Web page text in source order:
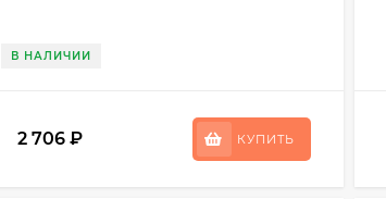
В НАЛИЧИИ
2 706₽ КУПИТЬ